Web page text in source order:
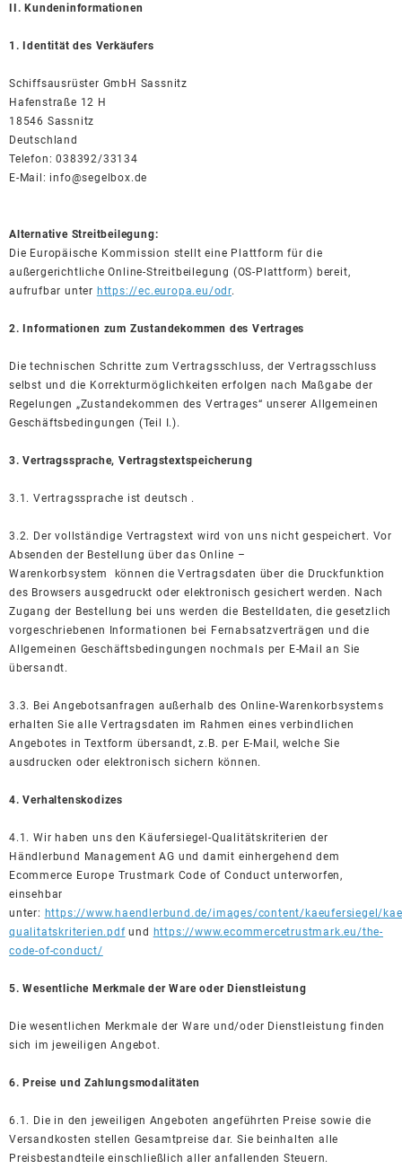
II. Kundeninformationen
1. Identität des Verkäufers
Schiffsausrüster GmbH Sassnitz
Hafenstraße 12 H
18546 Sassnitz
Deutschland
Telefon: 038392/33134
E-Mail: info@segelbox.de
Alternative Streitbeilegung:
Die Europäische Kommission stellt eine Plattform für die
außergerichtliche Online-Streitbeilegung (OS-Plattform) bereit,
aufrufbar unter https://ec.europa.eu/odr.
2. Informationen zum Zustandekommen des Vertrages
Die technischen Schritte zum Vertragsschluss, der Vertragsschluss
selbst und die Korrekturmöglichkeiten erfolgen nach Maßgabe der
Regelungen „Zustandekommen des Vertrages“ unserer Allgemeinen
Geschäftsbedingungen (Teil I.).
3. Vertragssprache, Vertragstextspeicherung
3.1. Vertragssprache ist deutsch .
3.2. Der vollständige Vertragstext wird von uns nicht gespeichert. Vor
Absenden der Bestellung über das Online –
Warenkorbsystem können die Vertragsdaten über die Druckfunktion
des Browsers ausgedruckt oder elektronisch gesichert werden. Nach
Zugang der Bestellung bei uns werden die Bestelldaten, die gesetzlich
vorgeschriebenen Informationen bei Fernabsatzverträgen und die
Allgemeinen Geschäftsbedingungen nochmals per E-Mail an Sie
übersandt.
3.3. Bei Angebotsanfragen außerhalb des Online-Warenkorbsystems
erhalten Sie alle Vertragsdaten im Rahmen eines verbindlichen
Angebotes in Textform übersandt, z.B. per E-Mail, welche Sie
ausdrucken oder elektronisch sichern können.
4. Verhaltenskodizes
4.1. Wir haben uns den Käufersiegel-Qualitätskriterien der
Händlerbund Management AG und damit einhergehend dem
Ecommerce Europe Trustmark Code of Conduct unterworfen,
einsehbar
unter: https://www.haendlerbund.de/images/content/kaeufersiegel/
qualitatskriterien.pdfund https://www.ecommercetrustmark.eu/the-
code-of-conduct/
5. Wesentliche Merkmale der Ware oder Dienstleistung
Die wesentlichen Merkmale der Ware und/oder Dienstleistung finden
sich im jeweiligen Angebot.
6. Preise und Zahlungsmodalitäten
6.1. Die in den jeweiligen Angeboten angeführten Preise sowie die
Versandkosten stellen Gesamtpreise dar. Sie beinhalten alle
Preisbestandteile einschließlich aller anfallenden Steuern.